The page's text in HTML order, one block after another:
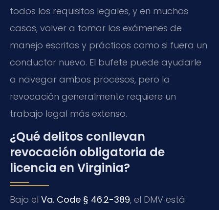
todos los requisitos legales, y en muchos
casos, volver a tomar los exámenes de
manejo escritos y prácticos como si fuera un
conductor nuevo. El bufete puede ayudarle
a navegar ambos procesos, pero la
revocación generalmente requiere un
trabajo legal más extenso.
¿Qué delitos conllevan
revocación obligatoria de
licencia en Virginia?
Bajo el Va. Code § 46.2-389, el DMV está